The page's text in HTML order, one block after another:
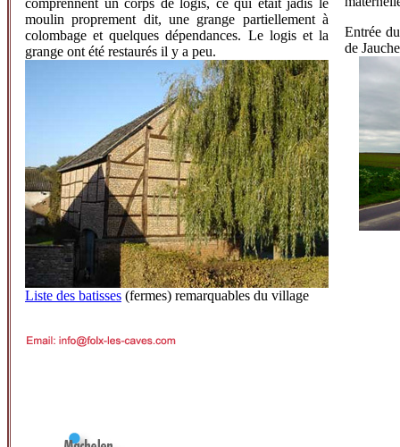
moulin proprement dit, une grange partiellement à
colombage et quelques dépendances. Le logis et la
grange ont été restaurés il y a peu.
Liste des batisses (fermes) remarquables du village
Entrée
de Jauche